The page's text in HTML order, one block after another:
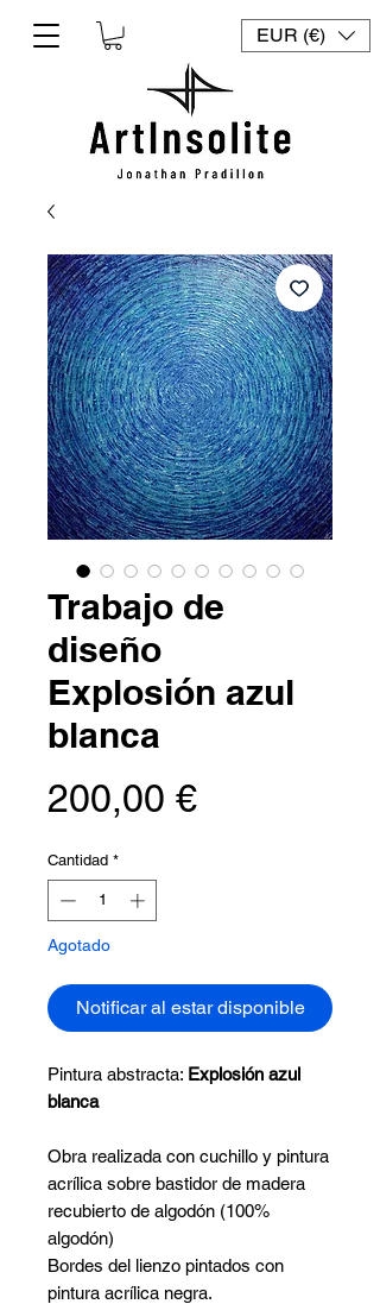
EUR (€)
Trabajo de
diseño
Explosión azul
blanca
200,00 €Precio
Cantidad *
Agotado
Notificar al estar disponible
Pintura abstracta: Explosión azul
blanca
Obra realizada con cuchillo y pintura
acrílica sobre bastidor de madera
recubierto de algodón (100%
algodón)
Bordes del lienzo pintados con
pintura acrílica negra.